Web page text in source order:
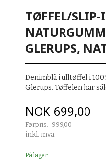
TØFFEL/SLIP-
GLERUPS,
Denimblå i ulltøffel i
Glerups. Tøffelen har
Tilbud
NOK 699,00
Førpris: 999,00
Rabatt
inkl. mva.
På lager